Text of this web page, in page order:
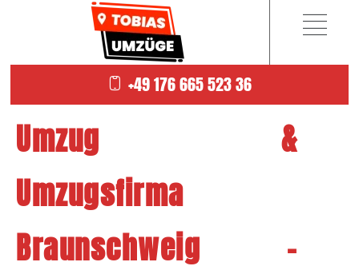
+49 176 665 523 36
Umzug &
Umzugsfirma
Braunschweig –